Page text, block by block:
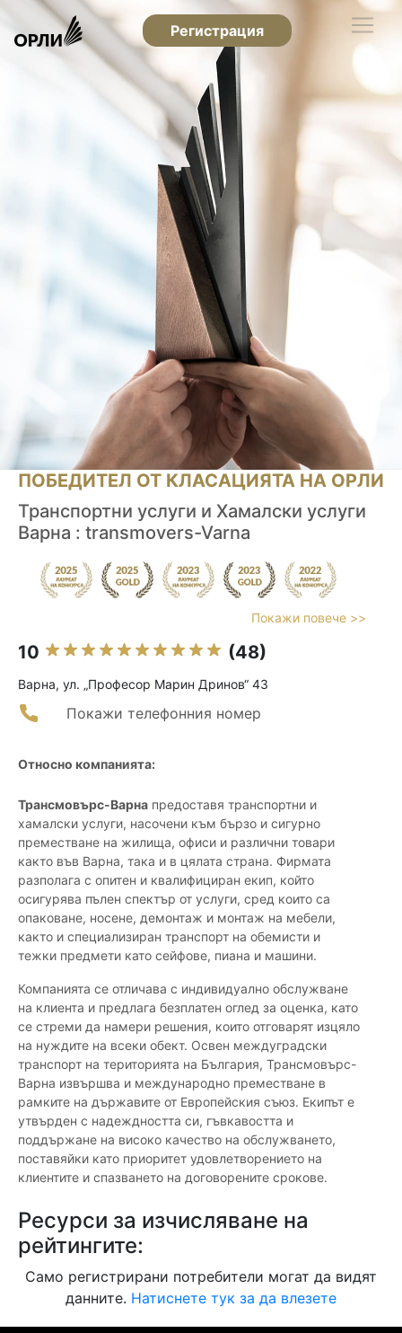
Регистрация
ПОБЕДИТЕЛ ОТ КЛАСАЦИЯТА НА ОРЛИ
Транспортни услуги и Хамалски услуги
Варна : transmovers-Varna
Покажи повече >>
10 (48)
Варна, ул. „Професор Марин Дринов“ 43
Покажи телефонния номер
Относно компанията:
Трансмовърс-Варна предоставя транспортни и
хамалски услуги, насочени към бързо и сигурно
преместване на жилища, офиси и различни товари
както във Варна, така и в цялата страна. Фирмата
разполага с опитен и квалифициран екип, който
осигурява пълен спектър от услуги, сред които са
опаковане, носене, демонтаж и монтаж на мебели,
както и специализиран транспорт на обемисти и
тежки предмети като сейфове, пиана и машини.
Компанията се отличава с индивидуално обслужване
на клиента и предлага безплатен оглед за оценка, като
се стреми да намери решения, които отговарят изцяло
на нуждите на всеки обект. Освен междуградски
транспорт на територията на България, Трансмовърс-
Варна извършва и международно преместване в
рамките на държавите от Европейския съюз. Екипът е
утвърден с надеждността си, гъвкавостта и
поддържане на високо качество на обслужването,
поставяйки като приоритет удовлетворението на
клиентите и спазването на договорените срокове.
Ресурси за изчисляване на
рейтингите:
Само регистрирани потребители могат да видят
данните. Натиснете тук за да влезете